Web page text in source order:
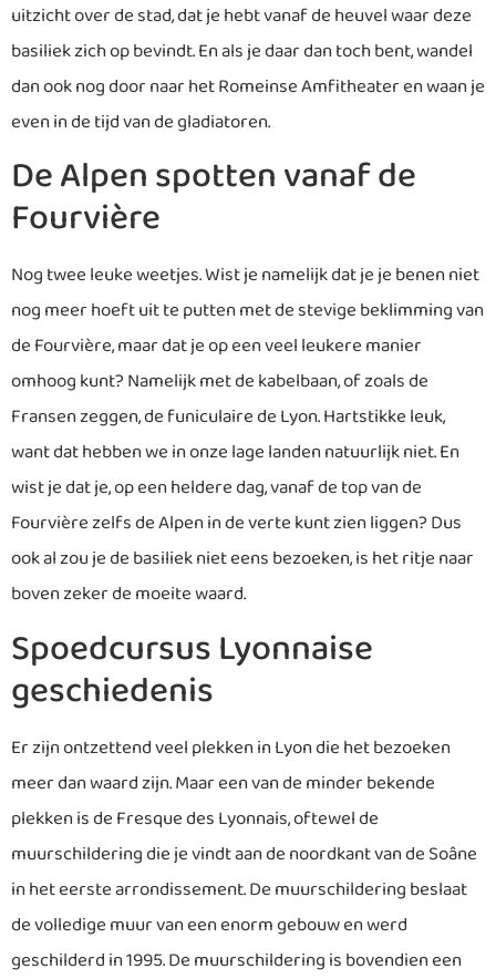
uitzicht over de stad, dat je hebt vanaf de heuvel waar deze
basiliek zich op bevindt. En als je daar dan toch bent, wandel
dan ook nog door naar het Romeinse Amfitheater en waan je
even in de tijd van de gladiatoren.
De Alpen spotten vanaf de
Fourvière
Nog twee leuke weetjes. Wist je namelijk dat je je benen niet
nog meer hoeft uit te putten met de stevige beklimming van
de Fourvière, maar dat je op een veel leukere manier
omhoog kunt? Namelijk met de kabelbaan, of zoals de
Fransen zeggen, de funiculaire de Lyon. Hartstikke leuk,
want dat hebben we in onze lage landen natuurlijk niet. En
wist je dat je, op een heldere dag, vanaf de top van de
Fourvière zelfs de Alpen in de verte kunt zien liggen? Dus
ook al zou je de basiliek niet eens bezoeken, is het ritje naar
boven zeker de moeite waard.
Spoedcursus Lyonnaise
geschiedenis
Er zijn ontzettend veel plekken in Lyon die het bezoeken
meer dan waard zijn. Maar een van de minder bekende
plekken is de Fresque des Lyonnais, oftewel de
muurschildering die je vindt aan de noordkant van de Soâne
in het eerste arrondissement. De muurschildering beslaat
de volledige muur van een enorm gebouw en werd
geschilderd in 1995. De muurschildering is bovendien een